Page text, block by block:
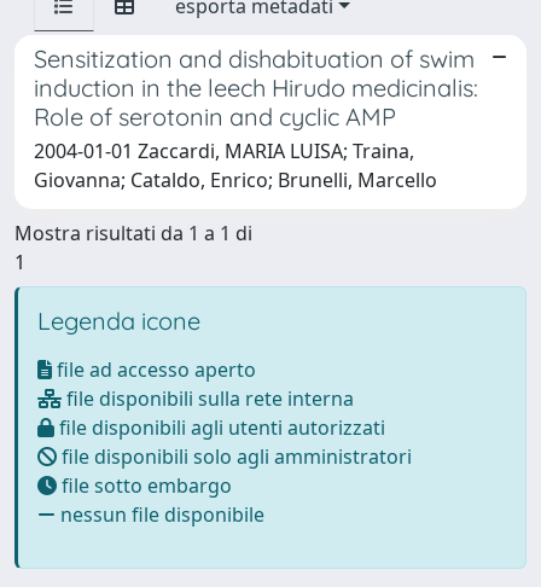
esporta metadati
Sensitization and dishabituation of swim
induction in the leech Hirudo medicinalis:
Role of serotonin and cyclic AMP
2004-01-01 Zaccardi, MARIA LUISA; Traina,
Giovanna; Cataldo, Enrico; Brunelli, Marcello
Mostra risultati da 1 a 1 di
1
Legenda icone
file ad accesso aperto
file disponibili sulla rete interna
file disponibili agli utenti autorizzati
file disponibili solo agli amministratori
file sotto embargo
nessun file disponibile